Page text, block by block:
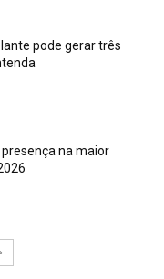
pode gerar três
na maior